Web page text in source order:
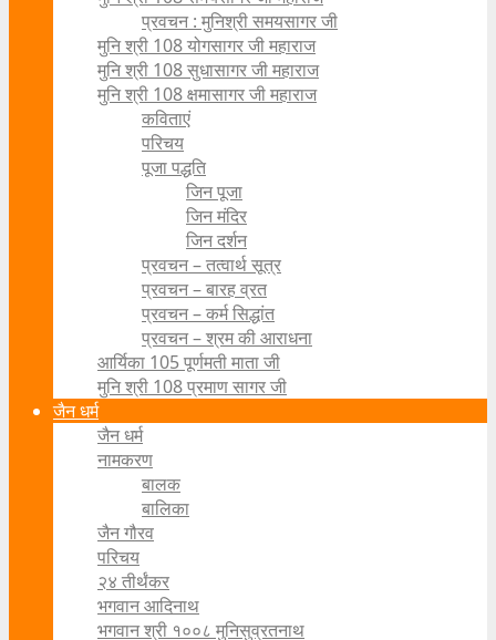
प्रवचन : मुनिश्री समयसागर जी
मुनि श्री 108 योगसागर जी महाराज
मुनि श्री 108 सुधासागर जी महाराज
मुनि श्री 108 क्षमासागर जी महाराज
कविताएं
परिचय
पूजा पद्धति
जिन पूजा
जिन मंदिर
जिन दर्शन
प्रवचन – तत्वार्थ सूत्र
प्रवचन – बारह व्रत
प्रवचन – कर्म सिद्धांत
प्रवचन – श्रम की आराधना
आर्यिका 105 पूर्णमती माता जी
मुनि श्री 108 प्रमाण सागर जी
जैन धर्म
जैन धर्म
नामकरण
बालक
बालिका
जैन गौरव
परिचय
२४ तीर्थंकर
भगवान आदिनाथ
भगवान श्री १००८ मुनिसुव्रतनाथ